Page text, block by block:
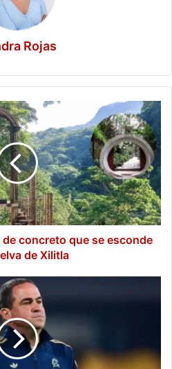
Rojas
concreto que se esconde
de Xilitla